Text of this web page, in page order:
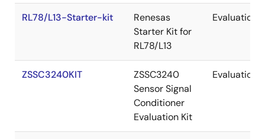
RL78/L13-Starter-kit
Renesas
Starter Kit for
RL78/L13
Evaluation
ZSSC3240KIT
ZSSC3240
Sensor Signal
Conditioner
Evaluation Kit
Evaluation